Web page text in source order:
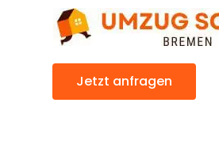
Jetzt anfragen